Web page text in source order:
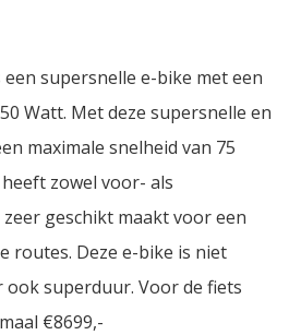
een supersnelle e-bike met een
Watt. Met deze supersnelle en
maximale snelheid van 75
zowel voor- als
geschikt maakt voor een
routes. Deze e-bike is niet
ook superduur. Voor de fiets
€8699,-